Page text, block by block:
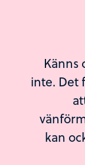
Känns
inte. Det
kan